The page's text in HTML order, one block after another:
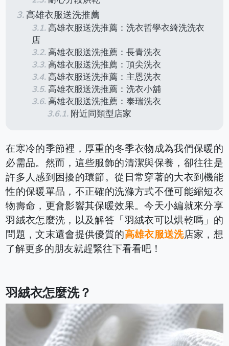
高雄衣服送洗推薦
高雄衣服送洗推薦：洗衣哲學衣綺洗洗衣
店
高雄衣服送洗推薦：長青洗衣
高雄衣服送洗推薦：頂尖洗衣
高雄衣服送洗推薦：主恩洗衣
高雄衣服送洗推薦：洗衣小舖
高雄衣服送洗推薦：泰瑞洗衣
附近同類型店家
在寒冷的季節裡，厚重的冬季衣物成為我們保暖的
必需品。然而，這些服飾的清潔與保養，卻往往是
許多人感到困擾的環節。從日常穿著的大衣到機能
性的保暖單品，不正確的洗滌方式不僅可能縮短衣
物壽命，更會影響其保暖效果。今天小編就來分享
羽絨衣怎麼洗，以及解答「羽絨衣可以烘乾嗎」的
問題，文末還會提供優質的高雄衣服送洗店家，想
了解更多的朋友就趕緊往下看看吧！
羽絨衣怎麼洗？